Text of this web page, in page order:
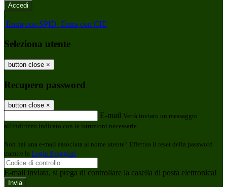
-
Entra con SPID Entra con CIE
Seleziona utente
button close ×
Recupero password
button close ×
E-mail Verrà inviato un messaggio
all'indirizzo indicato con le istruzioni necessarie.
Non hai una e-mail associata al nome utente? Effettua il reset della password
tramite la Login Spaggiari
E-mail inviata, si prega di controllare la casella di posta elettronica!